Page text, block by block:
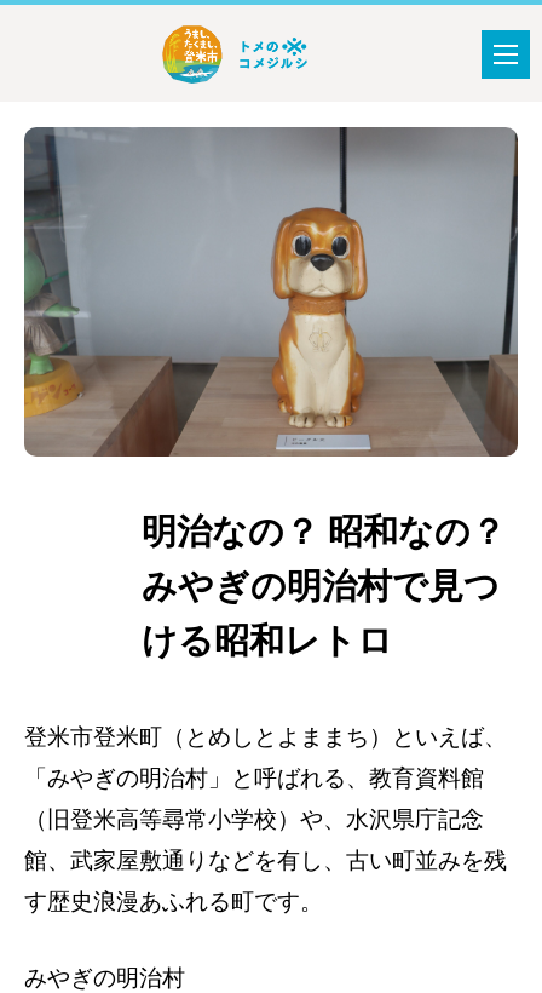
明治なの？ 昭和なの？
みやぎの明治村で見つ
ける昭和レトロ
登米市登米町（とめしとよままち）といえば、
「みやぎの明治村」と呼ばれる、教育資料館
（旧登米高等尋常小学校）や、水沢県庁記念
館、武家屋敷通りなどを有し、古い町並みを残
す歴史浪漫あふれる町です。
みやぎの明治村